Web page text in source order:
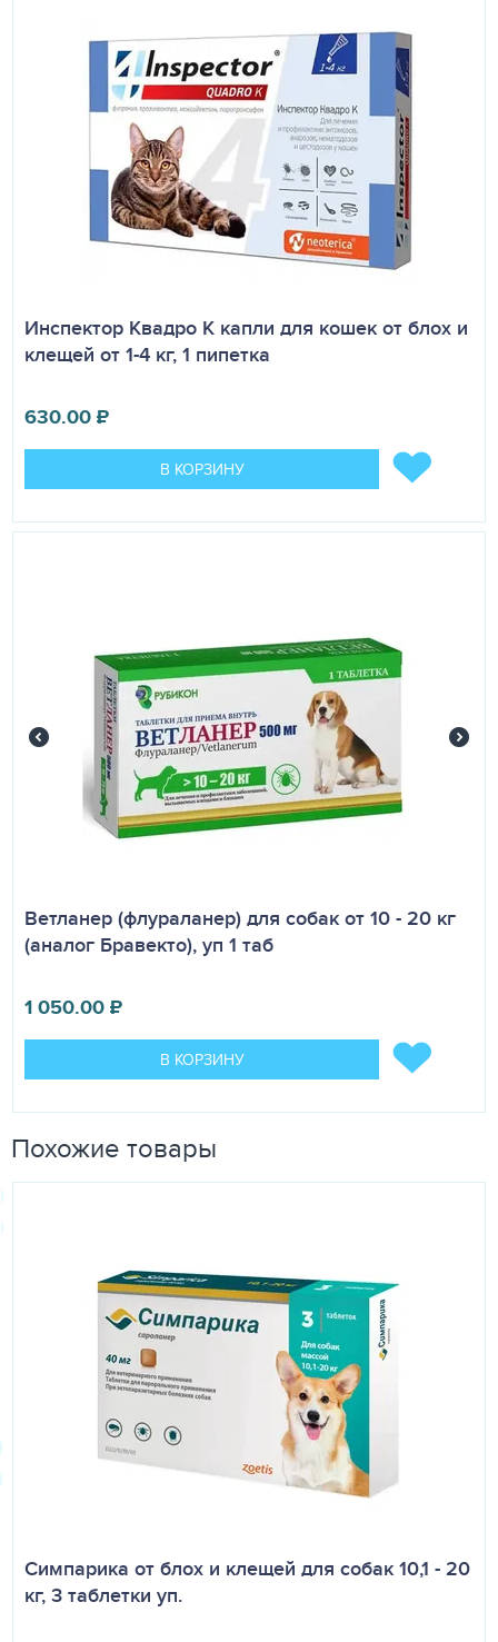
глюкокортикостероидами, нестероидными
противовоспалительными препаратами,
антикоагулянтом варфарин нежелательных реакций, а
также снижения эффективности препарата не выявлено.
УСЛОВИЯ ХРАНЕНИЯ
Препарат хранят и транспортируют в упаковке
производителя при температуре от 2 С до 25 С. Хранят в
недоступном для детей месте, отдельно от продуктов
Перед применением ознакомьтесь с инструкцией
Инспектор Квадро K капли для кошек от блох и
клещей от 1-4 кг, 1 пипетка
630.00₽
В КОРЗИНУ
Ветланер (флураланер) для собак от 10 - 20 кг
(аналог Бравекто), уп 1 таб
1 050.00₽
В КОРЗИНУ
Похожие товары
Симпарика от блох и клещей для собак 10,1 - 20
кг, 3 таблетки уп.